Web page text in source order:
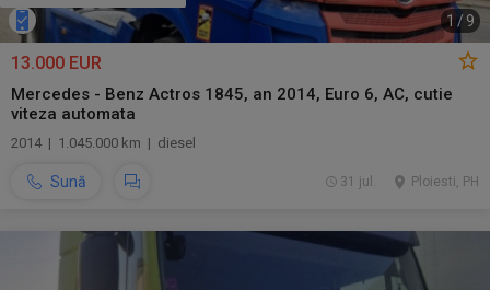
1 / 9
13.000 EUR
Mercedes - Benz Actros 1845, an 2014, Euro 6, AC, cutie
viteza automata
2014 | 1.045.000 km | diesel
Sună Ploiesti, PH
31 jul.